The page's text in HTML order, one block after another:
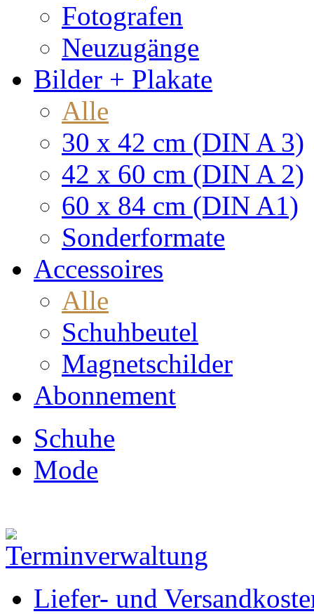
Fotografen
Neuzugänge
Bilder + Plakate
Alle
30 x 42 cm (DIN A 3)
42 x 60 cm (DIN A 2)
60 x 84 cm (DIN A1)
Sonderformate
Accessoires
Alle
Schuhbeutel
Magnetschilder
Abonnement
Schuhe
Mode
Liefer- und